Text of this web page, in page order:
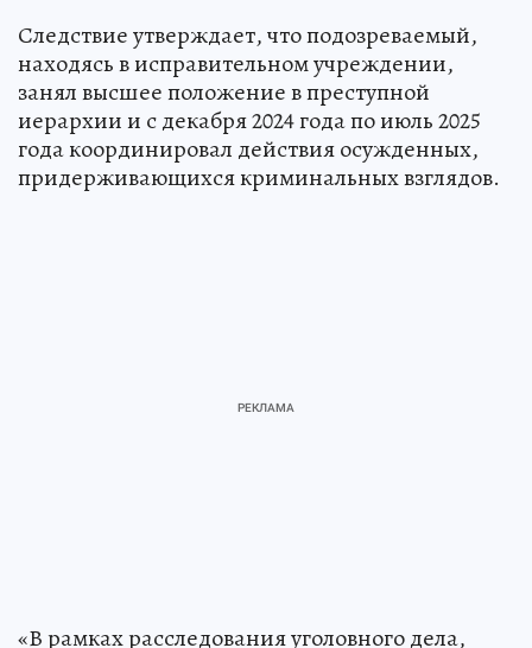
Следствие утверждает, что подозреваемый,
находясь в исправительном учреждении,
занял высшее положение в преступной
иерархии и с декабря 2024 года по июль 2025
года координировал действия осужденных,
придерживающихся криминальных взглядов.
«В рамках расследования уголовного дела,